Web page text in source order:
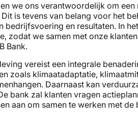
we ons verantwoordelijk om
is tevens van belang voor het
bedrijfsvoering en resultaten. In
zodat we samen met onze
Bank.
vereist een integrale
zoals klimaatadaptatie,
Daarnaast kan
bank zal klanten vragen
aan om samen te werken met de